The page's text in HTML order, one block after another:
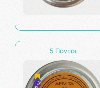
5 Πόντοι